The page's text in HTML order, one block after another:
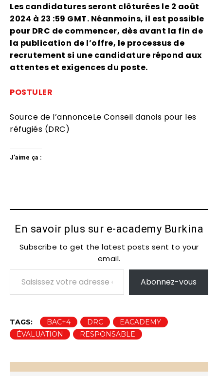
Les candidatures seront clôturées le 2 août
2024 à 23 :59 GMT. Néanmoins, il est possible
pour DRC de commencer, dès avant la fin de
la publication de l’offre, le processus de
recrutement si une candidature répond aux
attentes et exigences du poste.
POSTULER
Source de l’annonceLe Conseil danois pour les
réfugiés (DRC)
J’aime ça :
En savoir plus sur e-academy Burkina
Subscribe to get the latest posts sent to your
email.
Saisissez votre adresse e-mail…
Abonnez-vous
TAGS: BAC+4 DRC
EACADEMY
ÉVALUATION
RESPONSABLE